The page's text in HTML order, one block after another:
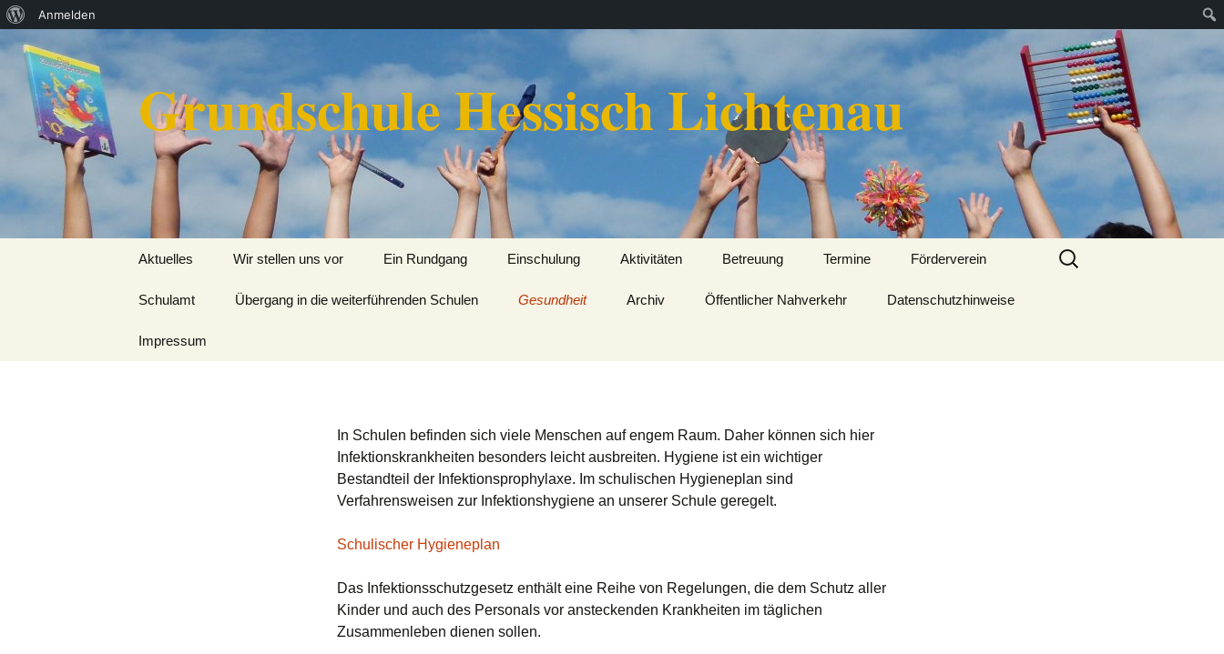
Über
WordPress
Anmelden
Inhalt
springen
Grundschule Hessisch Lichtenau
Aktuelles Wir stellen uns vor
Kontakt
Ein Rundgang
Der Schulhof
Einschulung Aktivitäten
Wandertage
Betreuung Termine Förderverein
Aktivitäten und Projekte
Schulamt Übergang in die weiterführenden Schulen Gesundheit Archiv Öffentlicher Nahverkehr Datenschutzhinweise
Impressum
Suchen
nach:
In Schulen befinden sich viele Menschen auf engem Raum. Daher können sich hier
Infektionskrankheiten besonders leicht ausbreiten. Hygiene ist ein wichtiger
Bestandteil der Infektionsprophylaxe. Im schulischen Hygieneplan sind
Verfahrensweisen zur Infektionshygiene an unserer Schule geregelt.
Schulischer Hygieneplan
Das Infektionsschutzgesetz enthält eine Reihe von Regelungen, die dem Schutz aller
Kinder und auch des Personals vor ansteckenden Krankheiten im täglichen
Zusammenleben dienen sollen.